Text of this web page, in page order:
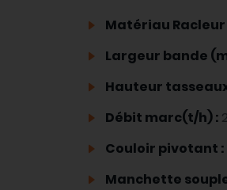
Matériau Racleur
Largeur bande
Hauteur
Débit marc(t/h) :
Couloir pivotant :
Manchette